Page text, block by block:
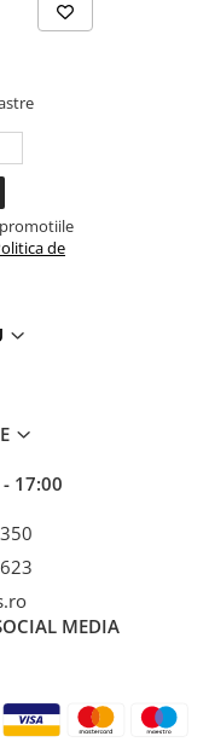
de
17:00
MEDIA